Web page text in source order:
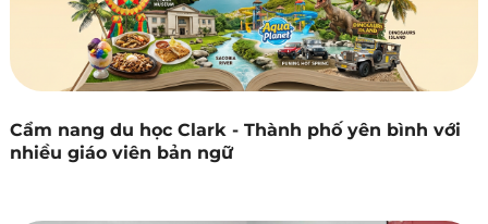
Cẩm nang du học Clark - Thành phố yên bình với
nhiều giáo viên bản ngữ